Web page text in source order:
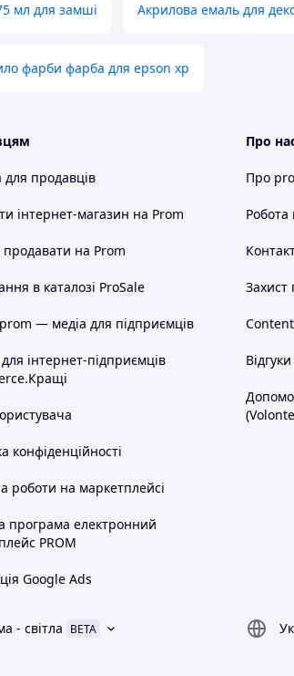
мл для замші Акрилова емаль для
фарби фарба для epson xp
для продавців
інтернет-магазин на Prom
на Prom
в каталозі ProSale
— медіа для підприємців
інтернет-підприємців
конфіденційності
роботи на маркетплейсі
програма електронний
PROM
Google Ads
Про
Про
Захист
- світла BETA